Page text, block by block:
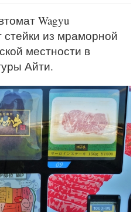
Wagyu
стейки из мраморной
местности в
Айти.